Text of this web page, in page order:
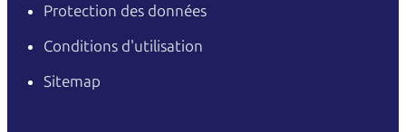
Protection des données
Conditions d'utilisation
Sitemap